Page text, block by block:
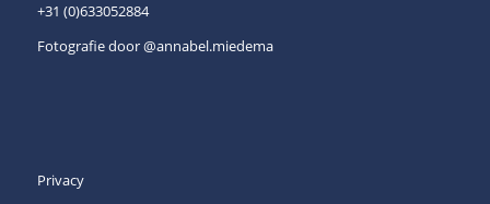
+31 (0)633052884
Fotografie door@annabel.miedema
Privacy